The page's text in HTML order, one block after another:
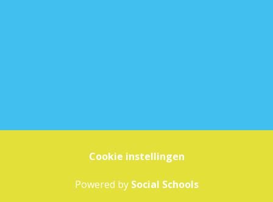
Cookie instellingen
Powered by Social Schools